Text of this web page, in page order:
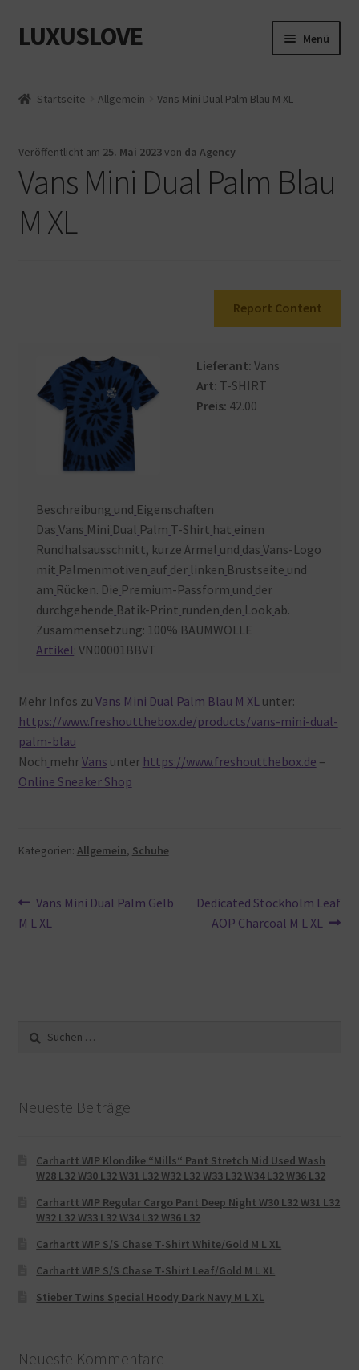
Zur
Navigation
Zum
Inhalt
LUXUSLOVE Menü
Warenkorb
Startseite Allgemein Vans Mini Dual Palm Blau M XL
Veröffentlicht am 25. Mai 2023von da Agency
Vans Mini Dual Palm Blau
M XL
Report Content
Lieferant:Vans
Art: T-SHIRT
Preis: 42.00
Beschreibung und Eigenschaften
Das Vans Mini Dual Palm T-Shirt hat einen
Rundhalsausschnitt, kurze Ärmel und das Vans-Logo
mit Palmenmotiven auf der linken Brustseite und
am Rücken. Die Premium-Passform und der
durchgehende Batik-Print runden den Look ab.
Zusammensetzung: 100% BAUMWOLLE
Artikel:VN00001BBVT
Mehr Infos zu Vans Mini Dual Palm Blau M XL unter:
https://www.freshoutthebox.de/products/vans-mini-dual-
palm-blau
Noch mehrVans unter https://www.freshoutthebox.de –
Online Sneaker Shop
Kategorien: Allgemein, Schuhe
Beitragsnavigation
Vorheriger
Beitrag:
Vans Mini Dual Palm Gelb
M L XL
Nächster
Beitrag:
Dedicated Stockholm Leaf
AOP Charcoal M L XL
Suche
nach:
Neueste Beiträge
Carhartt WIP Klondike “Mills“ Pant Stretch Mid Used Wash
W28 L32 W30 L32 W31 L32 W32 L32 W33 L32 W34 L32 W36 L32
Carhartt WIP Regular Cargo Pant Deep Night W30 L32 W31 L32
W32 L32 W33 L32 W34 L32 W36 L32
Carhartt WIP S/S Chase T-Shirt White/Gold M L XL
Carhartt WIP S/S Chase T-Shirt Leaf/Gold M L XL
Stieber Twins Special Hoody Dark Navy M L XL
Neueste Kommentare